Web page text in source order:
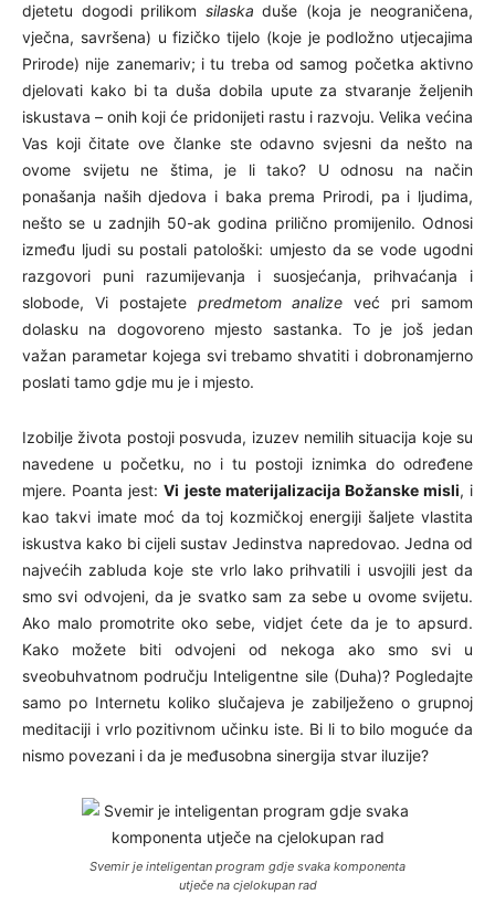
djetetu dogodi prilikom silaska duše (koja je neograničena,
vječna, savršena) u fizičko tijelo (koje je podložno utjecajima
Prirode) nije zanemariv; i tu treba od samog početka aktivno
djelovati kako bi ta duša dobila upute za stvaranje željenih
iskustava – onih koji će pridonijeti rastu i razvoju. Velika većina
Vas koji čitate ove članke ste odavno svjesni da nešto na
ovome svijetu ne štima, je li tako? U odnosu na način
ponašanja naših djedova i baka prema Prirodi, pa i ljudima,
nešto se u zadnjih 50-ak godina prilično promijenilo. Odnosi
između ljudi su postali patološki: umjesto da se vode ugodni
razgovori puni razumijevanja i suosjećanja, prihvaćanja i
slobode, Vi postajete predmetom analize već pri samom
dolasku na dogovoreno mjesto sastanka. To je još jedan
važan parametar kojega svi trebamo shvatiti i dobronamjerno
poslati tamo gdje mu je i mjesto.
Izobilje života postoji posvuda, izuzev nemilih situacija koje su
navedene u početku, no i tu postoji iznimka do određene
mjere. Poanta jest:Vi jeste materijalizacija Božanske misli, i
kao takvi imate moć da toj kozmičkoj energiji šaljete vlastita
iskustva kako bi cijeli sustav Jedinstva napredovao. Jedna od
najvećih zabluda koje ste vrlo lako prihvatili i usvojili jest da
smo svi odvojeni, da je svatko sam za sebe u ovome svijetu.
Ako malo promotrite oko sebe, vidjet ćete da je to apsurd.
Kako možete biti odvojeni od nekoga ako smo svi u
sveobuhvatnom području Inteligentne sile (Duha)? Pogledajte
samo po Internetu koliko slučajeva je zabilježeno o grupnoj
meditaciji i vrlo pozitivnom učinku iste. Bi li to bilo moguće da
nismo povezani i da je međusobna sinergija stvar iluzije?
Svemir je inteligentan program gdje svaka komponenta
utječe na cjelokupan rad